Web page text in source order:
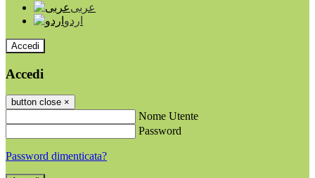
عربى
اردو
Accedi
Accedi
button close ×
Nome Utente
Password
Password dimenticata?